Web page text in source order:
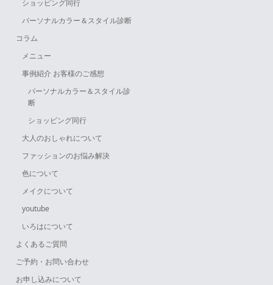
ショッピング同行
パーソナルカラー＆スタイル診断
コラム
メニュー
事例紹介 お客様のご感想
パーソナルカラー＆スタイル診
断
ショッピング同行
大人のおしゃれについて
ファッションのお悩み解決
色について
メイクについて
youtube
いろはについて
よくあるご質問
ご予約・お問い合わせ
お申し込みについて